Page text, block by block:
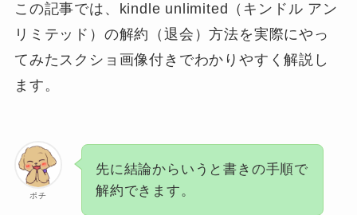
この記事では、kindle unlimited（キンドル アン
リミテッド）の解約（退会）方法を実際にやっ
てみたスクショ画像付きでわかりやすく解説し
ます。
ポチ
先に結論からいうと書きの手順で
解約できます。